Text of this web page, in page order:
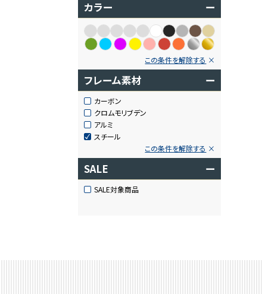
カラー ー
この条件を解除する
フレーム素材 ー
カーボン
クロムモリブデン
アルミ
スチール
この条件を解除する
SALE ー
SALE対象商品